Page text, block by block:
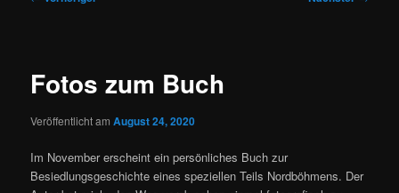
Fotos zum Buch
Veröffentlicht amAugust 24, 2020
Im November erscheint ein persönliches Buch zur
Besiedlungsgeschichte eines speziellen Teils Nordböhmens. Der